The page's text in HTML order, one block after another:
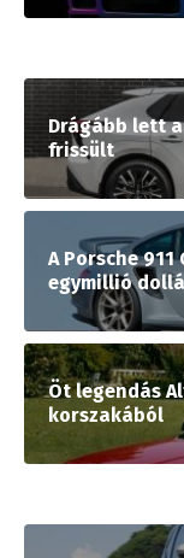
Drágább lett a
frissült
A Porsche
egymillió
Öt legendás
korszakából